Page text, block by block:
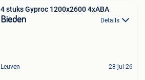
4 stuks Gyproc 1200x2600 4xABA
Bieden Details
Leuven 28 jul 26